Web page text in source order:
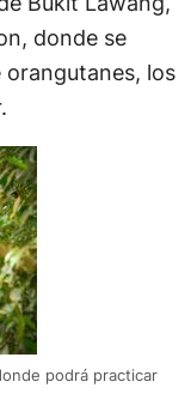
donde se
los
podrá practicar